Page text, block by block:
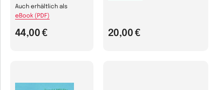
44,00 €
Auch erhältlich als
eBook (PDF)
20,00 €